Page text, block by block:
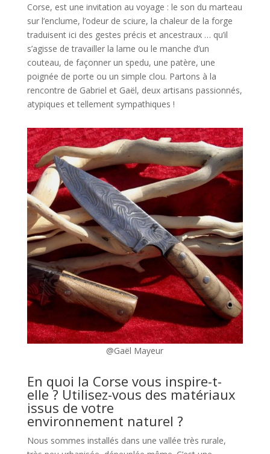
Corse, est une invitation au voyage : le son du marteau
sur l’enclume, l’odeur de sciure, la chaleur de la forge
traduisent ici des gestes précis et ancestraux … qu’il
s’agisse de travailler la lame ou le manche d’un
couteau, de façonner un spedu, une patère, une
poignée de porte ou un simple clou. Partons à la
rencontre de Gabriel et Gaël, deux artisans passionnés,
atypiques et tellement sympathiques !
@Gaël Mayeur
En quoi la Corse vous inspire-t-
elle ? Utilisez-vous des matériaux
issus de votre
environnement naturel ?
Nous sommes installés dans une vallée très rurale,